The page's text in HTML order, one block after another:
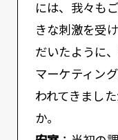
には、我々も
きな刺激を受
だいたように
マーケティン
われてきまし
か。